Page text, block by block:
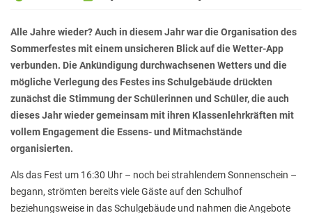
Kopf hoch! – Beratung für Eltern
Lehrer*innen
Lehrkräfte
Sekretariat
Formulare
Unterrichtszeiten
Kooperationen
IT & Print
Alle Jahre wieder? Auch in diesem Jahr war die Organisation des
Sommerfestes mit einem unsicheren Blick auf die Wetter-App
verbunden. Die Ankündigung durchwachsenen Wetters und die
mögliche Verlegung des Festes ins Schulgebäude drückten
zunächst die Stimmung der Schülerinnen und Schüler, die auch
dieses Jahr wieder gemeinsam mit ihren Klassenlehrkräften mit
vollem Engagement die Essens- und Mitmachstände
organisierten.
Als das Fest um 16:30 Uhr – noch bei strahlendem Sonnenschein –
begann, strömten bereits viele Gäste auf den Schulhof
beziehungsweise in das Schulgebäude und nahmen die Angebote